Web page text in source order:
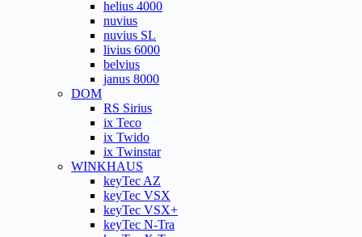
helius 4000
nuvius
nuvius SL
livius 6000
belvius
janus 8000
DOM
RS Sirius
ix Teco
ix Twido
ix Twinstar
WINKHAUS
keyTec AZ
keyTec VSX
keyTec VSX+
keyTec N-Tra